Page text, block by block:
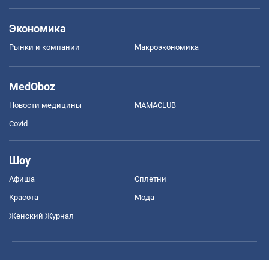
Экономика
Рынки и компании Mакроэкономика
MedOboz
Новости медицины MAMACLUB
Covid
Шоу
Афиша Сплетни
Красота Мода
Женский Журнал